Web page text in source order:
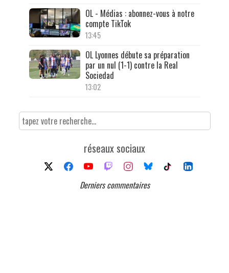
OL - Médias : abonnez-vous à notre
compte TikTok
13:45
OL Lyonnes débute sa préparation
par un nul (1-1) contre la Real
Sociedad
13:02
réseaux sociaux
Derniers commentaires